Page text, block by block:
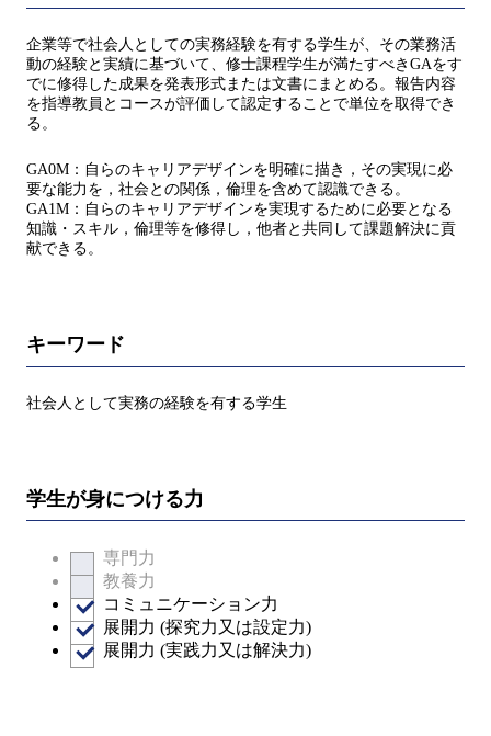
企業等で社会人としての実務経験を有する学生が、その業務活
動の経験と実績に基づいて、修士課程学生が満たすべきGAをす
でに修得した成果を発表形式または文書にまとめる。報告内容
を指導教員とコースが評価して認定することで単位を取得でき
る。
GA0M：自らのキャリアデザインを明確に描き，その実現に必
要な能力を，社会との関係，倫理を含めて認識できる。
GA1M：自らのキャリアデザインを実現するために必要となる
知識・スキル，倫理等を修得し，他者と共同して課題解決に貢
献できる。
キーワード
社会人として実務の経験を有する学生
学生が身につける力
専門力
教養力
コミュニケーション力
展開力 (探究力又は設定力)
展開力 (実践力又は解決力)